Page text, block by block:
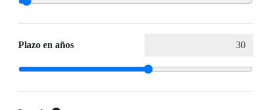
Plazo en años